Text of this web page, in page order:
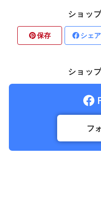
ショッ
保存 シェア
ショッ
フ